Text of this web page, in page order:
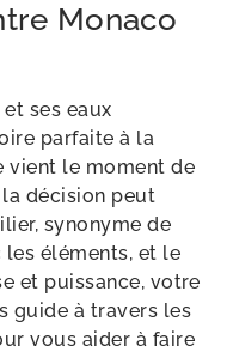
Monaco
ses eaux
parfaite à la
vient le moment de
décision peut
synonyme de
éléments, et le
et puissance, votre
guide à travers les
vous aider à faire